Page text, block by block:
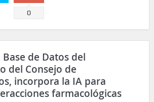
Comparte
0
Base de Datos del
del Consejo de
incorpora la IA para
farmacológicas